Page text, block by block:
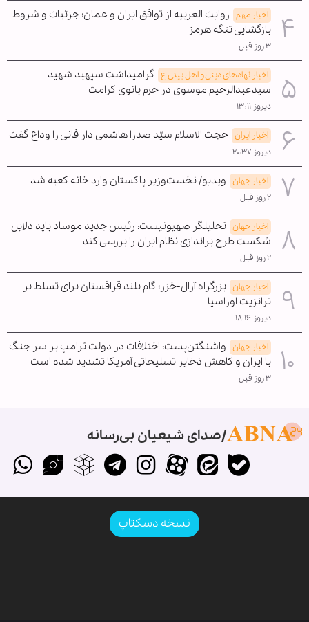
اخبار مهم روایت العربیه از توافق ایران و عمان؛ جزئیات و شروط
بازگشایی تنگه هرمز
۳ روز قبل
اخبار نهادهای دینی و اهل بیتی ع گرامیداشت سپهبد شهید
سیدعبدالرحیم موسوی در حرم بانوی کرامت
دیروز ۱۳:۱۱
اخبار ایران حجت الاسلام سیّد صدرا هاشمی دار فانی را وداع گفت
دیروز ۲۰:۳۷
اخبار جهان ویدیو/ نخست‌وزیر پاکستان وارد خانه کعبه شد
۲ روز قبل
اخبار جهان تحلیلگر صهیونیست: رئیس جدید موساد باید دلایل
شکست طرح براندازی نظام ایران را بررسی کند
۲ روز قبل
اخبار جهان بزرگراه آرال-خزر؛ گام بلند قزاقستان برای تسلط بر
ترانزیت اوراسیا
دیروز ۱۸:۱۶
اخبار جهان واشنگتن‌پست: اختلافات در دولت ترامپ بر سر جنگ
با ایران و کاهش ذخایر تسلیحاتی آمریکا تشدید شده است
۳ روز قبل
صدای شیعیان بی‌رسانه
نسخه دسکتاپ